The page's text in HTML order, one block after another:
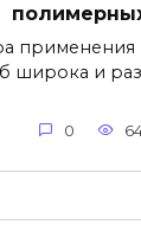
широка и
0